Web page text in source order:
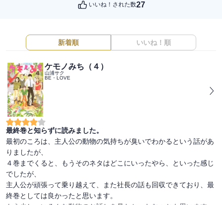
いいね！された数27
新着順 いいね！順
ケモノみち（４）
山浦サク
BE・LOVE
最終巻と知らずに読みました。
最初のころは、主人公の動物の気持ちが臭いでわかるという話があ
りましたが、
４巻までくると、もうそのネタはどこにいったやら、といった感じ
でしたが、
主人公が頑張って乗り越えて、また社長の話も回収できており、最
終巻としては良かったと思います。